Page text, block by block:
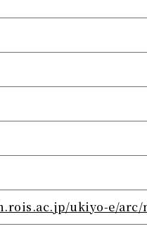
ukiyo-e/arc/